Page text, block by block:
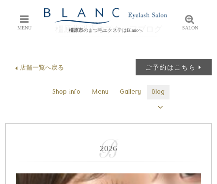
MENU 橿原市のまつ毛エクステはBlancへ SALON
橿原曲川店のスタッフブログ
ご予約はこちら
店舗一覧へ戻る
Shop info Menu Gallery Blog
2026